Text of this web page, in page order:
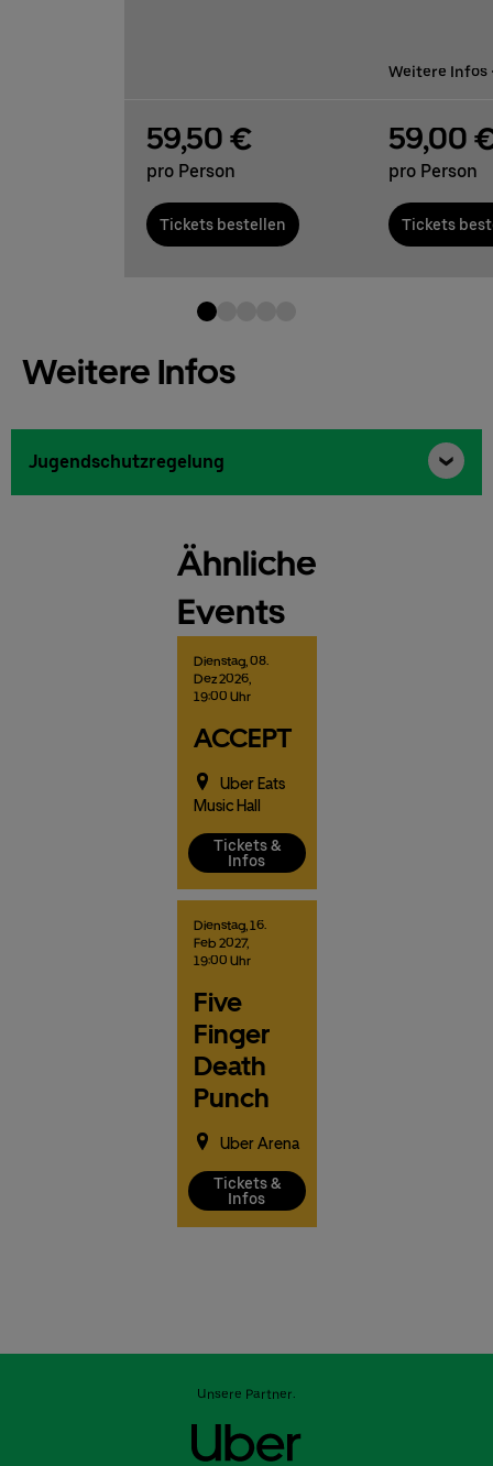
59,50 €
pro Person
Tickets bestellen
Weitere Infos
59,00
pro Person
Tickets
Weitere Infos
Jugendschutzregelung
Ähnliche
Events
Dienstag,08.
Dez2026,
19:00 Uhr
ACCEPT
Uber Eats
Music Hall
Tickets &
Infos
Dienstag,16.
Feb 2027,
19:00 Uhr
Five
Finger
Death
Punch
Uber Arena
Tickets &
Infos
Unsere Partner: